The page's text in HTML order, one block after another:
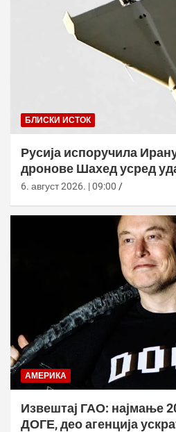
БЛИСКИ ИСТОК
Русија испоручила
дронове Шахед усред
базе
6. август 2026. | 09:00
АМЕРИКА
Извештај ГАО: најмање
ДОГЕ, део агенција